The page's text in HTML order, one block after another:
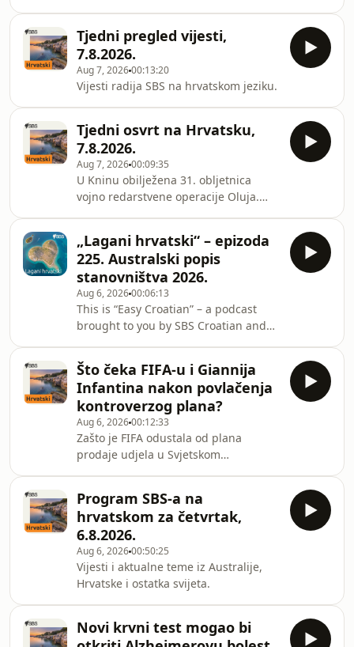
Tjedni pregled vijesti,
7.8.2026.
Aug 7, 202600:13:20
Vijesti radija SBS na hrvatskom jeziku.
Tjedni osvrt na Hrvatsku,
7.8.2026.
Aug 7, 202600:09:35
U Kninu obilježena 31. obljetnica
vojno redarstvene operacije Oluja.
u Bosni i Hercegovini. Zbog visokih
temperatura i lošeg hidrološkog
stanja, slovensko – hrvatska nuklearna
elektrana Krško, radi manjim
kapacitetom. Dunav i Drava na
rekordno niskim razinama.
„Lagani hrvatski“ – epizoda
225. Australski popis
stanovništva 2026.
Aug 6, 202600:06:13
This is “Easy Croatian” – a podcast
brought to you by SBS Croatian and
for anyone who wants to brush up on
their Croatian. The stories are
presented in shorter, simpler
sentences and delivered at a slower
pace.
Što čeka FIFA-u i Giannija
Infantina nakon povlačenja
kontroverzog plana?
Aug 6, 202600:12:33
Zašto je FIFA odustala od plana
prodaje udjela u Svjetskom
predsjednički mandat Giannija
Infantina?
Program SBS-a na
hrvatskom za četvrtak,
6.8.2026.
Aug 6, 202600:50:25
Vijesti i aktualne teme iz Australije,
Hrvatske i ostatka svijeta.
Novi krvni test mogao bi